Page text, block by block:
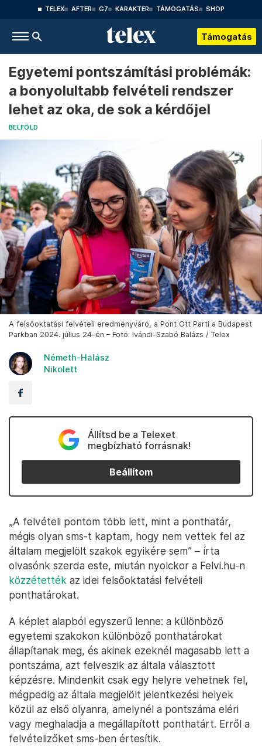
TELEX AFTER G7 KARAKTER TÁMOGATÁS SHOP
Támogatás
Egyetemi pontszámítási problémák:
a bonyolultabb felvételi rendszer
lehet az oka, de sok a kérdőjel
BELFÖLD
A felsőoktatási felvételi eredményváró, a Pont Ott Parti a Budapest
Parkban 2024. július 24-én – Fotó: Ivándi-Szabó Balázs / Telex
Németh-Halász
Nikolett
Állítsd be a Telexet
megbízható forrásnak!
Beállítom
„A felvételi pontom több lett, mint a ponthatár,
mégis olyan sms-t kaptam, hogy nem vettek fel az
általam megjelölt szakok egyikére sem” – írta
olvasónk szerda este, miután nyolckor a Felvi.hu-n
közzétették az idei felsőoktatási felvételi
ponthatárokat.
A képlet alapból egyszerű lenne: a különböző
egyetemi szakokon különböző ponthatárokat
állapítanak meg, és akinek ezeknél magasabb lett a
pontszáma, azt felveszik az általa választott
képzésre. Mindenkit csak egy helyre vehetnek fel,
mégpedig az általa megjelölt jelentkezési helyek
közül az első olyanra, amelynél a pontszáma eléri
vagy meghaladja a megállapított ponthatárt. Erről a
felvételizőket sms-ben értesítik.